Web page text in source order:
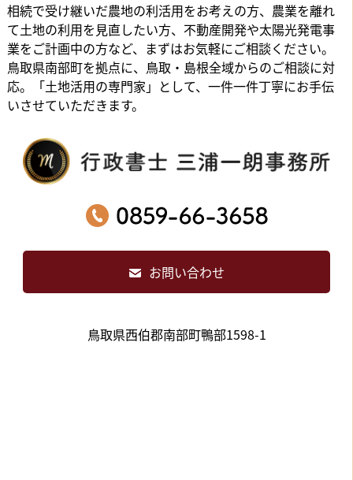
相続で受け継いだ農地の利活用をお考えの方、農業を離れ
て土地の利用を見直したい方、不動産開発や太陽光発電事
業をご計画中の方など、まずはお気軽にご相談ください。
鳥取県南部町を拠点に、鳥取・島根全域からのご相談に対
応。「土地活用の専門家」として、一件一件丁寧にお手伝
いさせていただきます。
お問い合わせ
鳥取県西伯郡南部町鴨部1598-1